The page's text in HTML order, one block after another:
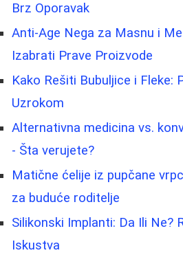
Brz Oporavak
Anti-Age Nega za Masnu i
Izabrati Prave Proizvode
Kako Rešiti Bubuljice i Fleke:
Uzrokom
Alternativna medicina vs.
- Šta verujete?
Matične ćelije iz pupčane
za buduće roditelje
Silikonski Implanti: Da Ili Ne?
Iskustva